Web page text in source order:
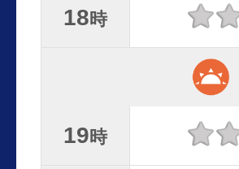
18時
19時